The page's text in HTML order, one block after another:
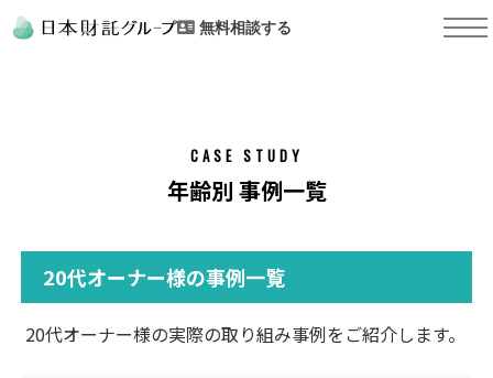
無料相談する
CASE STUDY
年齢別 事例一覧
20代オーナー様の事例一覧
20代オーナー様の実際の取り組み事例をご紹介します。